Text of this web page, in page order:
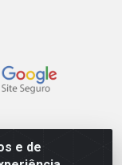
e de
Queiróz, 274